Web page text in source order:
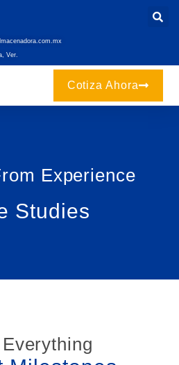
Ver.
Cotiza Ahora
Experience
Studies